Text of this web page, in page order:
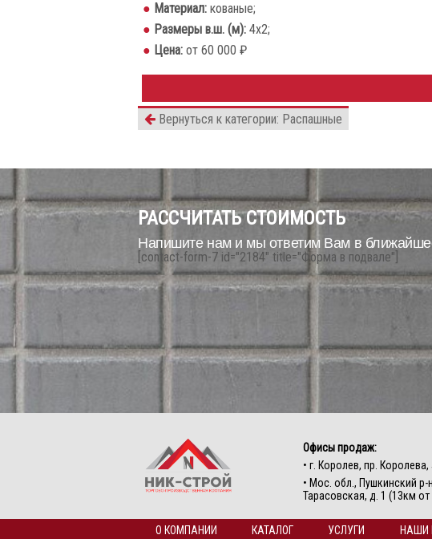
Материал: кованые;
Размеры в.ш. (м): 4х2;
Цена: от 60 000 ₽
Вернуться к категории: Распашные
РАССЧИТАТЬ СТОИМОСТЬ
Напишите нам и мы ответим Вам в
[contact-form-7 id="2184" title="Форма в подвале"]
Офисы продаж:
• г. Королев, пр.
• Мос. обл., Пушкинский р-
Тарасовская, д. 1 (13км
О КОМПАНИИ КАТАЛОГ УСЛУГИ НАШИ